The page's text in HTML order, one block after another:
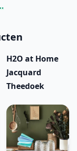
H2O at Home
Jacquard
Theedoek